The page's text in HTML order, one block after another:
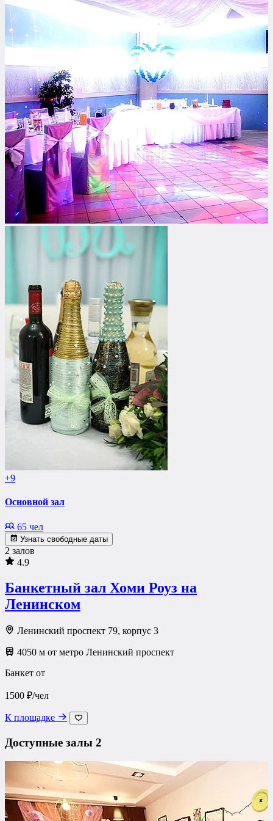
+9
Основной зал
65 чел
Узнать свободные даты
2 залов
4.9
Банкетный зал Хоми Роуз на
Ленинском
Ленинский проспект 79, корпус 3
4050 м от метро Ленинский проспект
Банкет от
1500 ₽/чел
К площадке
Доступные залы 2